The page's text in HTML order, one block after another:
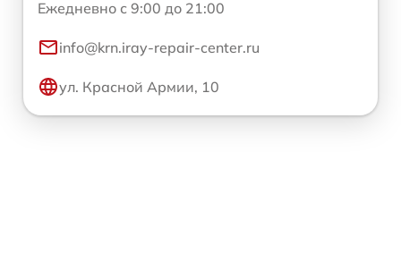
Ежедневно с 9:00 до 21:00
info@krn.iray-repair-center.ru
ул. Красной Армии, 10